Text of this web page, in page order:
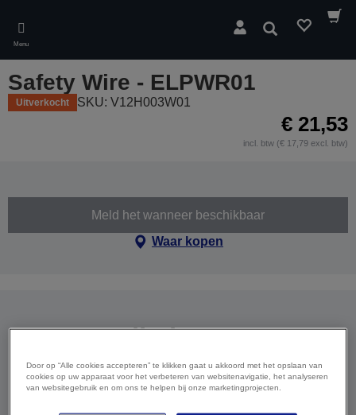
main
content
Menu
Zoeken
Safety Wire - ELPWR01
Uitverkocht SKU: V12H003W01
€ 21,53
incl. btw (€ 17,79 excl. btw)
Meld het wanneer beschikbaar
Waar kopen
Compatibele apparaten
De onderstaande modellen zijn
Door op “Alle cookies accepteren” te klikken gaat u akkoord met het opslaan van
cookies op uw apparaat voor het verbeteren van websitenavigatie, het analyseren
van websitegebruik en om ons te helpen bij onze marketingprojecten.